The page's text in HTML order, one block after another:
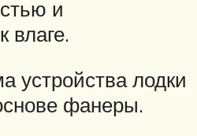
и
влаге.
устройства лодки
фанеры.